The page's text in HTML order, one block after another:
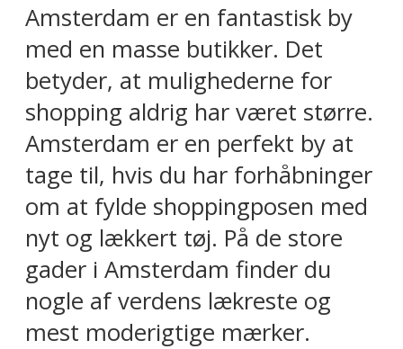
Amsterdam er en fantastisk by
med en masse butikker. Det
betyder, at mulighederne for
shopping aldrig har været større.
Amsterdam er en perfekt by at
tage til, hvis du har forhåbninger
om at fylde shoppingposen med
nyt og lækkert tøj. På de store
gader i Amsterdam finder du
nogle af verdens lækreste og
mest moderigtige mærker.